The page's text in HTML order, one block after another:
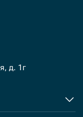
д. 1г